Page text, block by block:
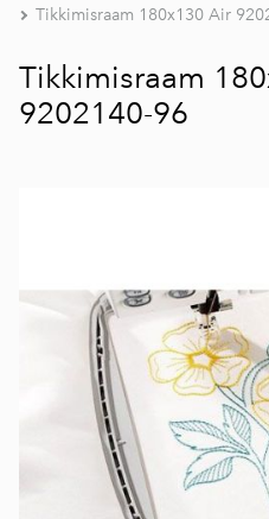
Tikkimisraam 180x130 Air
Tikkimisraam
9202140-96